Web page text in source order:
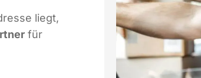
liegt,
für